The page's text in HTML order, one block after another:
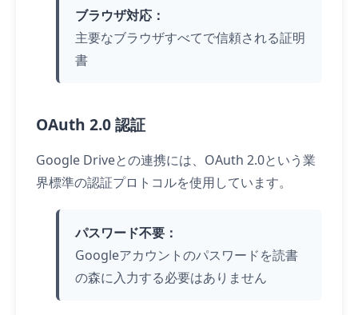
ブラウザ対応：
主要なブラウザすべてで信頼される証明
書
OAuth 2.0 認証
Google Driveとの連携には、OAuth 2.0という業
界標準の認証プロトコルを使用しています。
パスワード不要：
Googleアカウントのパスワードを読書
の森に入力する必要はありません